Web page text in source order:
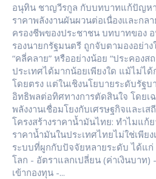
อนุทิน ชาญวีรกูล กับบทบาทแก้ปัญห
ราคาพลังงานผันผวนต่อเนื่องและกล
ครองชีพของประชาชน บทบาทของ
รองนายกรัฐมนตรี ถูกจับตามองอย่า
“คลี่คลาย” หรืออย่างน้อย “ประคอง
ประเทศได้มากน้อยเพียงใด แม้ไม่ไ
โดยตรง แต่ในเชิงนโยบายระดับรัฐ
อิทธิพลต่อทิศทางการตัดสินใจ โดยเ
พลังงานเชื่อมโยงกับเศรษฐกิจและเ
โครงสร้างราคาน้ำมันไทย: ทำไมแ
ราคาน้ำมันในประเทศไทยไม่ใช่เพียง
ระบบที่ผูกกับปัจจัยหลายระดับ ได้แ
โลก - อัตราแลกเปลี่ยน (ค่าเงินบาท)
เข้ากองทุน -...